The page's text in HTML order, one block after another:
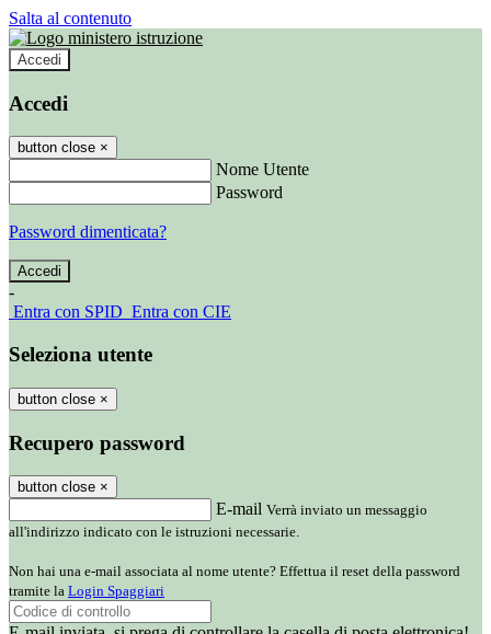
Salta al contenuto
Accedi
Accedi
button close ×
Nome Utente
Password
Password dimenticata?
-
Entra con SPID Entra con CIE
Seleziona utente
button close ×
Recupero password
button close ×
E-mail Verrà inviato un messaggio
all'indirizzo indicato con le istruzioni necessarie.
Non hai una e-mail associata al nome utente? Effettua il reset della password
tramite la Login Spaggiari